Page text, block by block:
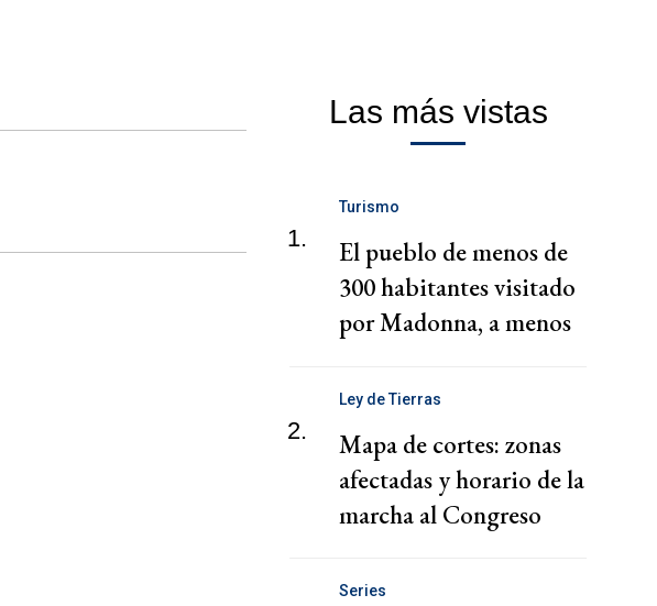
Las más vistas
1.
Turismo
El pueblo de menos de
300 habitantes visitado
por Madonna, a menos
2.
Ley de Tierras
Mapa de cortes: zonas
afectadas y horario de la
marcha al Congreso
Series